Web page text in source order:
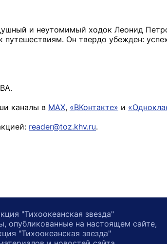
и неутомимый ходок Леонид
Он твердо убежден:
каналы в MAX, «ВКонтакте» и
reader@toz.khv.ru.
"Тихоокеанская звезда"
опубликованные на настоящем сайте,
"Тихоокеанская звезда"